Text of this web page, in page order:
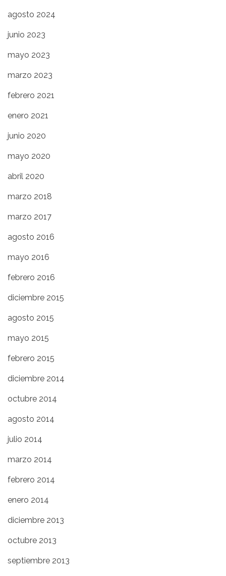
agosto 2024
junio 2023
mayo 2023
marzo 2023
febrero 2021
enero 2021
junio 2020
mayo 2020
abril 2020
marzo 2018
marzo 2017
agosto 2016
mayo 2016
febrero 2016
diciembre 2015
agosto 2015
mayo 2015
febrero 2015
diciembre 2014
octubre 2014
agosto 2014
julio 2014
marzo 2014
febrero 2014
enero 2014
diciembre 2013
octubre 2013
septiembre 2013